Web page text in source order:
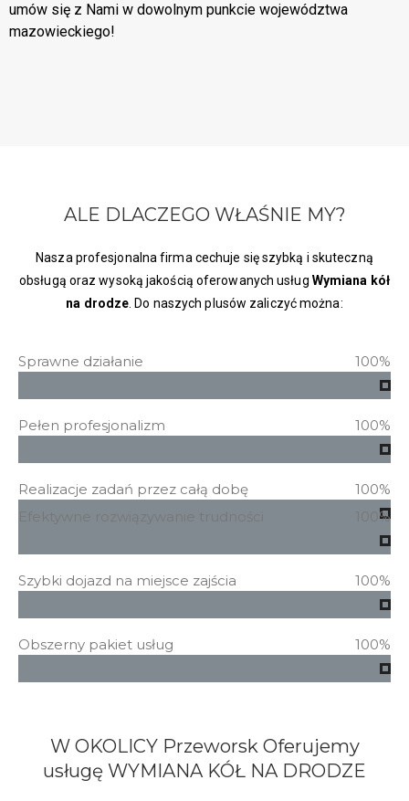
umów się z Nami w dowolnym punkcie województwa
mazowieckiego!
ALE DLACZEGO WŁAŚNIE MY?
Nasza profesjonalna firma cechuje się szybką i skuteczną
obsługą oraz wysoką jakością oferowanych usług Wymiana kół
na drodze. Do naszych plusów zaliczyć można:
Sprawne działanie 100%
Pełen profesjonalizm 100%
Realizacje zadań przez całą dobę
100%
Efektywne rozwiązywanie trudności
100%
Szybki dojazd na miejsce zajścia 100%
Obszerny pakiet usług 100%
W OKOLICY Przeworsk Oferujemy
usługę WYMIANA KÓŁ NA DRODZE